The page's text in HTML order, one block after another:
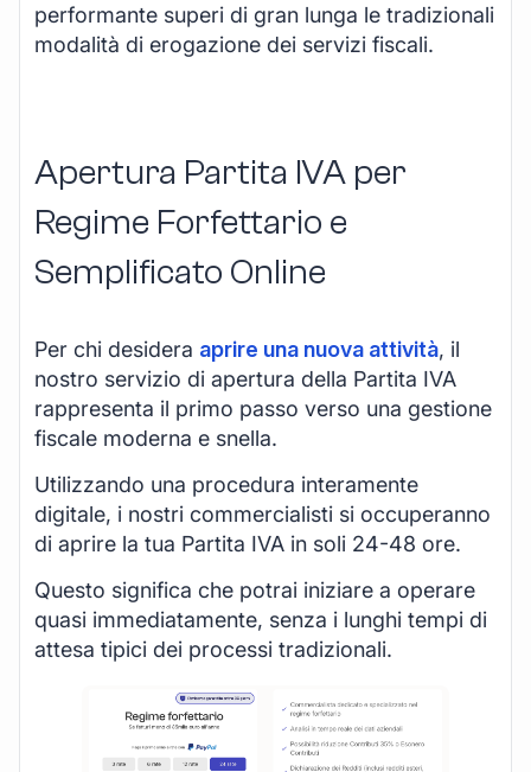
performante superi di gran lunga le tradizionali
modalità di erogazione dei servizi fiscali.
Apertura Partita IVA per
Regime Forfettario e
Semplificato Online
Per chi desidera aprire una nuova attività, il
nostro servizio di apertura della Partita IVA
rappresenta il primo passo verso una gestione
fiscale moderna e snella.
Utilizzando una procedura interamente
digitale, i nostri commercialisti si occuperanno
di aprire la tua Partita IVA in soli 24-48 ore.
Questo significa che potrai iniziare a operare
quasi immediatamente, senza i lunghi tempi di
attesa tipici dei processi tradizionali.